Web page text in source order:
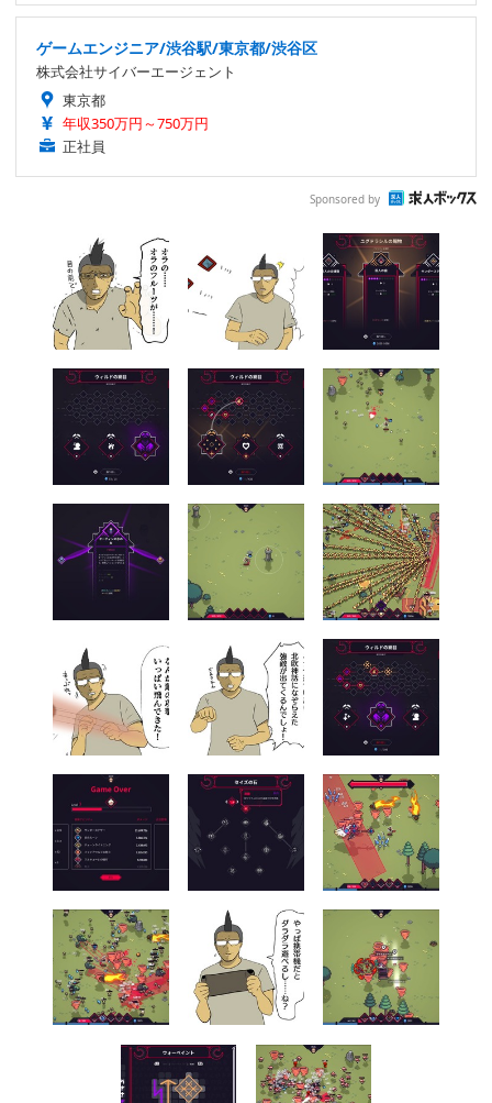
ゲームエンジニア/渋谷駅/東京都/渋谷区
株式会社サイバーエージェント
東京都
年収350万円～750万円
正社員
Sponsored by